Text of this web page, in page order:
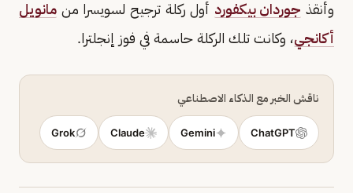
وأنقذ جوردان بيكفورد أول ركلة ترجيح لسويسرا من مانويل
أكانجي، وكانت تلك الركلة حاسمة في فوز إنجلترا.
ناقش الخبر مع الذكاء الاصطناعي
ChatGPT
Gemini
Claude
Grok